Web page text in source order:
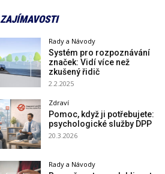
ZAJÍMAVOSTI
Rady a Návody
Systém pro rozpoznávání
značek: Vidí více než
zkušený řidič
2.2.2025
Zdraví
Pomoc, když ji potřebujete:
psychologické služby DPP
20.3.2026
Rady a Návody